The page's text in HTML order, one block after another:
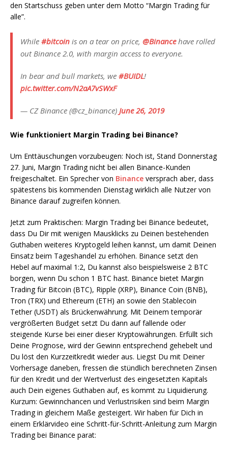
den Startschuss geben unter dem Motto “Margin Trading für
alle”.
While #bitcoin is on a tear on price, @Binancehave rolled
out Binance 2.0, with margin access to everyone.
In bear and bull markets, we #BUIDL!
pic.twitter.com/N2aA7vSWxF
— CZ Binance (@cz_binance) June 26, 2019
Wie funktioniert Margin Trading bei Binance?
Um Enttäuschungen vorzubeugen: Noch ist, Stand Donnerstag
27. Juni, Margin Trading nicht bei allen Binance-Kunden
freigeschaltet. Ein Sprecher von Binance versprach aber, dass
spätestens bis kommenden Dienstag wirklich alle Nutzer von
Binance darauf zugreifen können.
Jetzt zum Praktischen: Margin Trading bei Binance bedeutet,
dass Du Dir mit wenigen Mausklicks zu Deinen bestehenden
Guthaben weiteres Kryptogeld leihen kannst, um damit Deinen
Einsatz beim Tageshandel zu erhöhen. Binance setzt den
Hebel auf maximal 1:2, Du kannst also beispielsweise 2 BTC
borgen, wenn Du schon 1 BTC hast. Binance bietet Margin
Trading für Bitcoin (BTC), Ripple (XRP), Binance Coin (BNB),
Tron (TRX) und Ethereum (ETH) an sowie den Stablecoin
Tether (USDT) als Brückenwährung. Mit Deinem temporär
vergrößerten Budget setzt Du dann auf fallende oder
steigende Kurse bei einer dieser Kryptowährungen. Erfüllt sich
Deine Prognose, wird der Gewinn entsprechend gehebelt und
Du löst den Kurzzeitkredit wieder aus. Liegst Du mit Deiner
Vorhersage daneben, fressen die stündlich berechneten Zinsen
für den Kredit und der Wertverlust des eingesetzten Kapitals
auch Dein eigenes Guthaben auf, es kommt zu Liquidierung.
Kurzum: Gewinnchancen und Verlustrisiken sind beim Margin
Trading in gleichem Maße gesteigert. Wir haben für Dich in
einem Erklärvideo eine Schritt-für-Schritt-Anleitung zum Margin
Trading bei Binance parat: